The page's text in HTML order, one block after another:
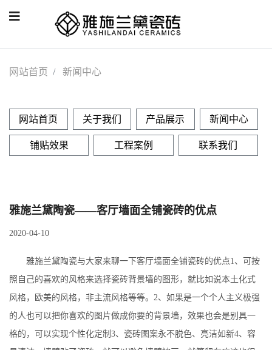
网站首页 新闻中心
网站首页 关于我们 产品展示 新闻中心
铺贴效果 工程案例 联系我们
雅施兰黛陶瓷——客厅墙面全铺瓷砖的优点
2020-04-10
雅施兰黛陶瓷与大家来聊一下客厅墙面全铺瓷砖的优点1、可按
照自己的喜欢的风格来选择瓷砖背景墙的图形，就比如说本土化式
风格，欧美的风格，非主流风格等等。2、如果是一个个人主义极强
的人也可以把你喜欢的图片做成你要的背景墙，效果也会是别具一
格的，可以实现个性化定制3、瓷砖图案永不脱色、亮洁如新4、容